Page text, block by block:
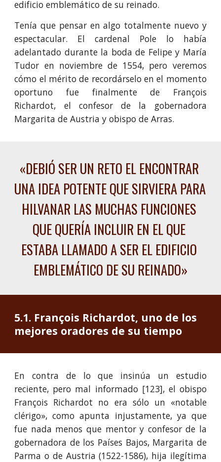
edificio emblemático de su reinado.
Tenía que pensar en algo totalmente nuevo y
espectacular. El cardenal Pole lo había
adelantado durante la boda de Felipe y María
Tudor en noviembre de 1554, pero veremos
cómo el mérito de recordárselo en el momento
oportuno fue finalmente de François
Richardot, el confesor de la gobernadora
Margarita de Austria y obispo de Arras.
«DEBIÓ SER UN RETO EL ENCONTRAR
UNA IDEA POTENTE QUE SIRVIERA PARA
HILVANAR LAS MUCHAS FUNCIONES
QUE QUERÍA INCLUIR EN EL QUE
ESTABA LLAMADO A SER EL EDIFICIO
EMBLEMÁTICO DE SU REINADO»
5.1. François Richardot, uno de los
mejores oradores de su tiempo
En contra de lo que insinúa un estudio
reciente, pero mal informado [123], el obispo
François Richardot no era sólo un «notable
clérigo», como apunta injustamente, ya que
fue nada menos que mentor y confesor de la
gobernadora de los Países Bajos, Margarita de
Parma o de Austria (1522-1586), hija ilegítima